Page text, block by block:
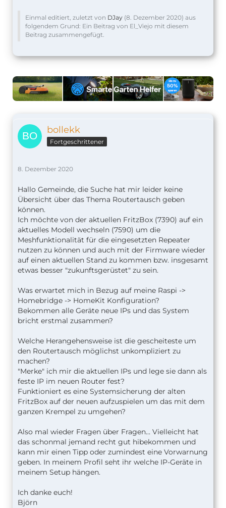
Einmal editiert, zuletzt von DJay (8. Dezember 2020) aus
folgendem Grund: Ein Beitrag von El_Viejo mit diesem
Beitrag zusammengefügt.
bollekk
Fortgeschrittener
8. Dezember 2020
Hallo Gemeinde, die Suche hat mir leider keine
Übersicht über das Thema Routertausch geben
können.
Ich möchte von der aktuellen FritzBox (7390) auf ein
aktuelles Modell wechseln (7590) um die
Meshfunktionalität für die eingesetzten Repeater
nutzen zu können und auch mit der Firmware wieder
auf einen aktuellen Stand zu kommen bzw. insgesamt
etwas besser "zukunftsgerüstet" zu sein.
Was erwartet mich in Bezug auf meine Raspi ->
Homebridge -> HomeKit Konfiguration?
Bekommen alle Geräte neue IPs und das System
bricht erstmal zusammen?
Welche Herangehensweise ist die gescheiteste um
den Routertausch möglichst unkompliziert zu
machen?
"Merke" ich mir die aktuellen IPs und lege sie dann als
feste IP im neuen Router fest?
Funktioniert es eine Systemsicherung der alten
FritzBox auf der neuen aufzuspielen um das mit dem
ganzen Krempel zu umgehen?
Also mal wieder Fragen über Fragen... Vielleicht hat
das schonmal jemand recht gut hibekommen und
kann mir einen Tipp oder zumindest eine Vorwarnung
geben. In meinem Profil seht ihr welche IP-Geräte in
meinem Setup hängen.
Ich danke euch!
Björn